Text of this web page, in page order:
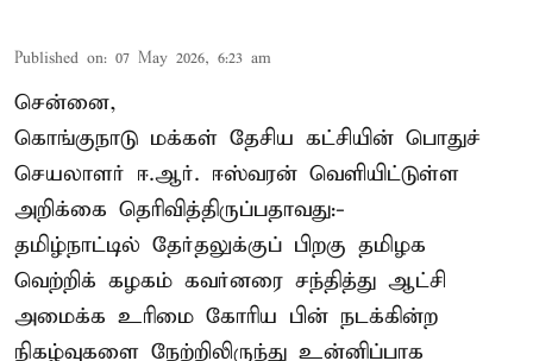
Published on: 07 May 2026, 6:23 am
சென்னை,
கொங்குநாடு மக்கள் தேசிய கட்சியின் பொதுச்
செயலாளர் ஈ.ஆர். ஈஸ்வரன் வெளியிட்டுள்ள
அறிக்கை தெரிவித்திருப்பதாவது:-
தமிழ்நாட்டில் தேர்தலுக்குப் பிறகு தமிழக
வெற்றிக் கழகம் கவர்னரை சந்தித்து ஆட்சி
அமைக்க உரிமை கோரிய பின் நடக்கின்ற
நிகழ்வுகளை நேற்றிலிருந்து உன்னிப்பாக